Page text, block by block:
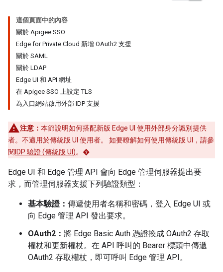
這個頁面中的內容
關於 Apigee SSO
Edge for Private Cloud 新增 OAuth2 支援
關於 SAML
關於 LDAP
Edge UI 和 API 網址
在 Apigee SSO 上設定 TLS
為入口網站啟用外部 IDP 支援
注意： 本節說明如何搭配新版 Edge UI 使用外部身分識別提供
者。不適用於傳統版 UI 使用者。 如要瞭解如何使用傳統版 UI，請參
閱 IDP 驗證 (傳統版 UI)。�
Edge UI 和 Edge 管理 API 會向 Edge 管理伺服器提出要
求，而管理伺服器支援下列驗證類型：
基本驗證： 傳遞使用者名稱和密碼，登入 Edge UI 或
向 Edge 管理 API 發出要求。
OAuth2： 將 Edge Basic Auth 憑證換成 OAuth2 存取
權杖和更新權杖。在 API 呼叫的 Bearer 標頭中傳遞
OAuth2 存取權杖，即可呼叫 Edge 管理 API。